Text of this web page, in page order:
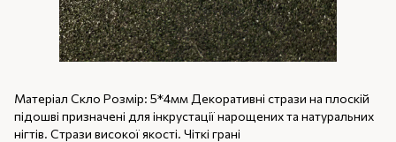
Матеріал Скло Розмір: 5*4мм Декоративні стрази на плоскій
підошві призначені для інкрустації нарощених та натуральних
нігтів. Стрази високої якості. Чіткі грані